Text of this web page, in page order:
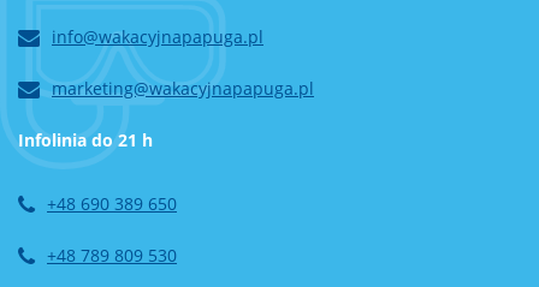
info@wakacyjnapapuga.pl
marketing@wakacyjnapapuga.pl
Infolinia do 21 h
+48 690 389 650
+48 789 809 530